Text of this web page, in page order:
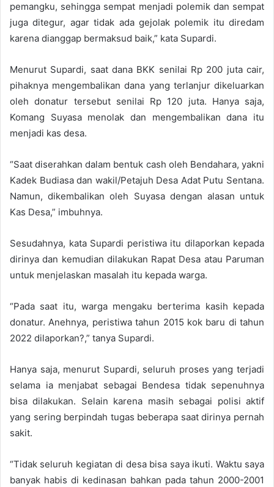
pemangku, sehingga sempat menjadi polemik dan sempat
juga ditegur, agar tidak ada gejolak polemik itu diredam
karena dianggap bermaksud baik,” kata Supardi.
Menurut Supardi, saat dana BKK senilai Rp 200 juta cair,
pihaknya mengembalikan dana yang terlanjur dikeluarkan
oleh donatur tersebut senilai Rp 120 juta. Hanya saja,
Komang Suyasa menolak dan mengembalikan dana itu
menjadi kas desa.
“Saat diserahkan dalam bentuk cash oleh Bendahara, yakni
Kadek Budiasa dan wakil/Petajuh Desa Adat Putu Sentana.
Namun, dikembalikan oleh Suyasa dengan alasan untuk
Kas Desa,” imbuhnya.
Sesudahnya, kata Supardi peristiwa itu dilaporkan kepada
dirinya dan kemudian dilakukan Rapat Desa atau Paruman
untuk menjelaskan masalah itu kepada warga.
“Pada saat itu, warga mengaku berterima kasih kepada
donatur. Anehnya, peristiwa tahun 2015 kok baru di tahun
2022 dilaporkan?,” tanya Supardi.
Hanya saja, menurut Supardi, seluruh proses yang terjadi
selama ia menjabat sebagai Bendesa tidak sepenuhnya
bisa dilakukan. Selain karena masih sebagai polisi aktif
yang sering berpindah tugas beberapa saat dirinya pernah
sakit.
“Tidak seluruh kegiatan di desa bisa saya ikuti. Waktu saya
banyak habis di kedinasan bahkan pada tahun 2000-2001